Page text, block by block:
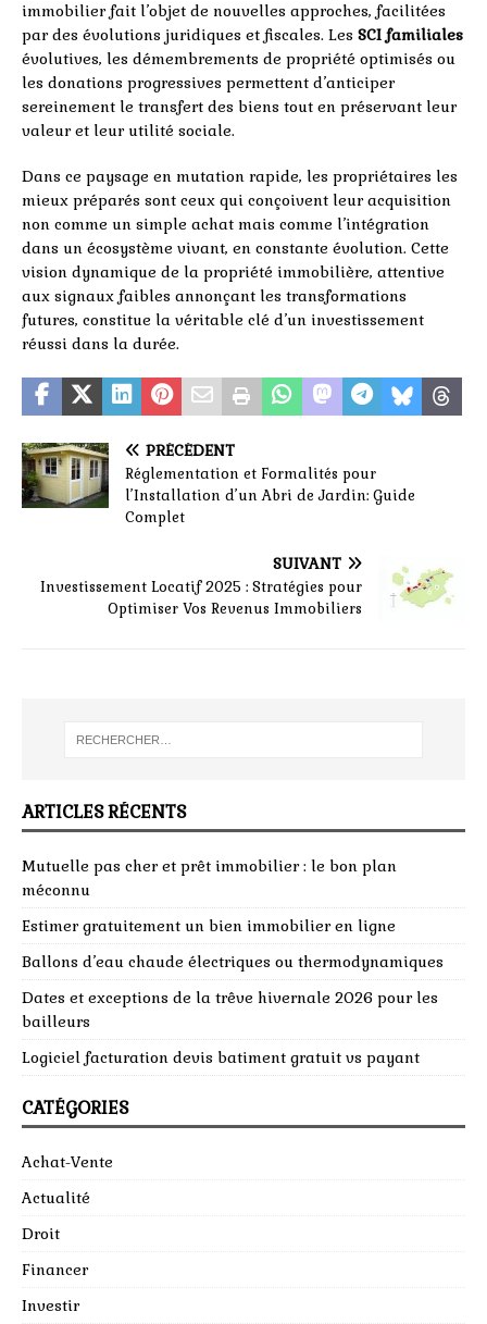
immobilier fait l’objet de nouvelles approches, facilitées
par des évolutions juridiques et fiscales. Les SCI familiales
évolutives, les démembrements de propriété optimisés ou
les donations progressives permettent d’anticiper
sereinement le transfert des biens tout en préservant leur
valeur et leur utilité sociale.
Dans ce paysage en mutation rapide, les propriétaires les
mieux préparés sont ceux qui conçoivent leur acquisition
non comme un simple achat mais comme l’intégration
dans un écosystème vivant, en constante évolution. Cette
vision dynamique de la propriété immobilière, attentive
aux signaux faibles annonçant les transformations
futures, constitue la véritable clé d’un investissement
réussi dans la durée.
PRÉCÉDENT
Réglementation et Formalités pour
l’Installation d’un Abri de Jardin: Guide
Complet
SUIVANT
Investissement Locatif 2025 : Stratégies pour
Optimiser Vos Revenus Immobiliers
ARTICLES RÉCENTS
Mutuelle pas cher et prêt immobilier : le bon plan
méconnu
Estimer gratuitement un bien immobilier en ligne
Ballons d’eau chaude électriques ou thermodynamiques
Dates et exceptions de la trêve hivernale 2026 pour les
bailleurs
Logiciel facturation devis batiment gratuit vs payant
CATÉGORIES
Achat-Vente
Actualité
Droit
Financer
Investir